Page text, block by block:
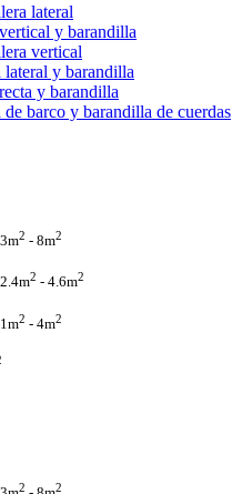
lateral
y barandilla
vertical
y barandilla
y barandilla
barco y barandilla de cuerdas
3m2 - 8m2
2.4m2 - 4.6m2
1m2 - 4m2
2 2